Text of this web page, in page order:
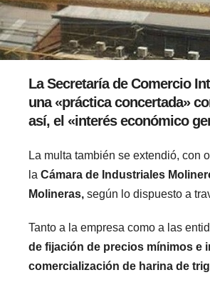
La Secretaría de Comercio
una «práctica concertada»
así, el «interés económico
La multa también se extendió, con
la Cámara de Industriales
Molineras, según lo dispuesto a
Tanto a la empresa como a las
de fijación de precios mínimos e
comercialización de harina de